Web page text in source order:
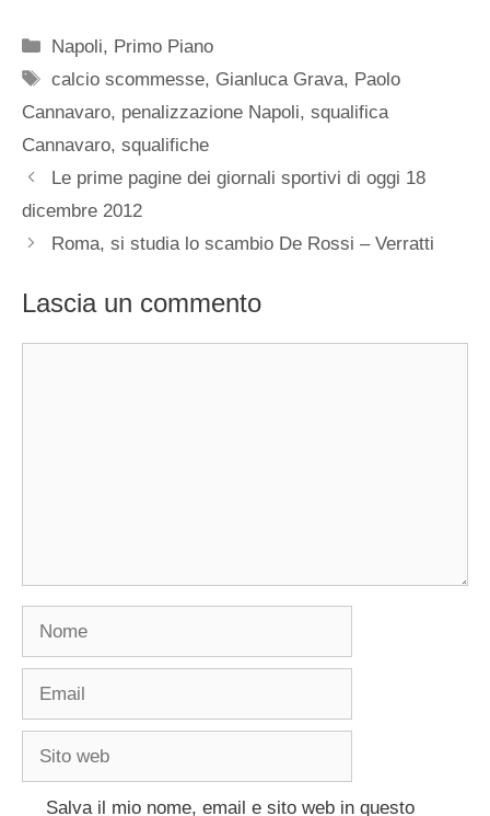
Categorie
Napoli, Primo Piano
Tag
calcio scommesse, Gianluca Grava, Paolo
Cannavaro, penalizzazione Napoli, squalifica
Cannavaro, squalifiche
Le prime pagine dei giornali sportivi di oggi 18
dicembre 2012
Roma, si studia lo scambio De Rossi – Verratti
Lascia un commento
Nome
Email
Sito
Salva il mio nome, email e sito web in questo